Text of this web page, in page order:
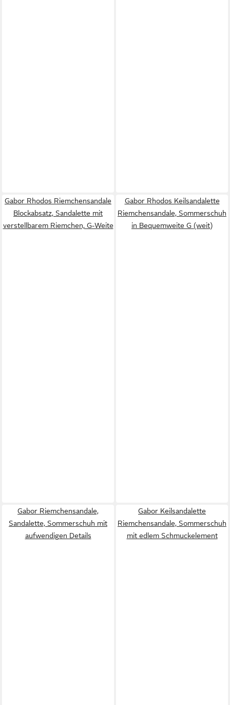
Gabor Rhodos Riemchensandale
Blockabsatz, Sandalette mit
verstellbarem Riemchen, G-Weite
Gabor Rhodos Keilsandalette
Riemchensandale, Sommerschuh
in Bequemweite G (weit)
Gabor Riemchensandale,
Sandalette, Sommerschuh mit
aufwendigen Details
Gabor Keilsandalette
Riemchensandale, Sommerschuh
mit edlem Schmuckelement